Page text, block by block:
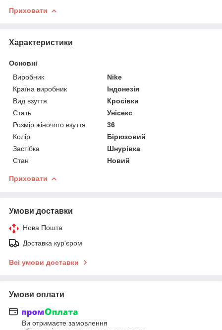
Приховати
Характеристики
Основні
Виробник
Nike
Країна виробник
Індонезія
Вид взуття
Кросівки
Стать
Унісекс
Розмір жіночого взуття
36
Колір
Бірюзовий
Застібка
Шнурівка
Стан
Новий
Приховати
Умови доставки
Нова Пошта
Доставка кур'єром
Всі умови доставки
Умови оплати
Ви отримаєте замовлення